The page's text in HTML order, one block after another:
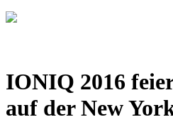
IONIQ 2016
auf der New